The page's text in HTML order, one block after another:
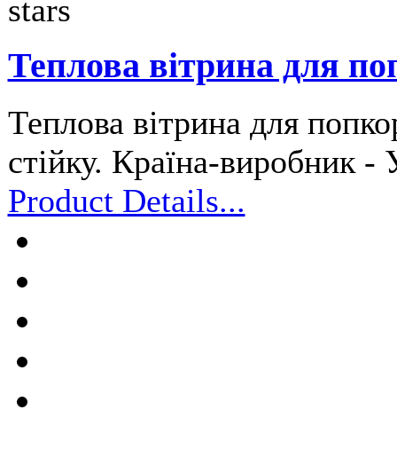
Теплова вітрина для
Теплова вітрина для
стійку. Країна-виробник -
Product Details...